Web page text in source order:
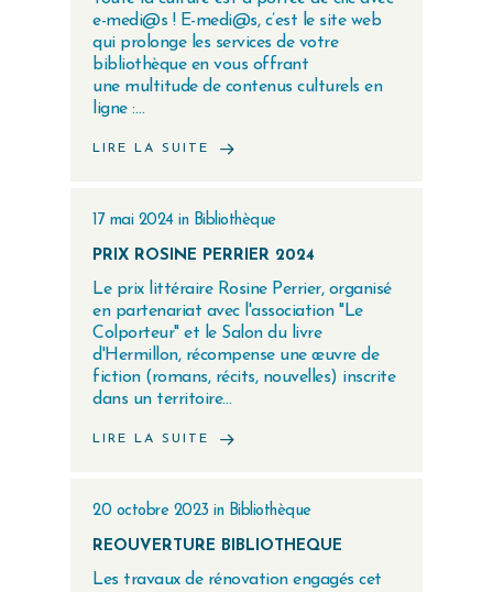
e-medi@s ! E-medi@s, c’est le site web
qui prolonge les services de votre
bibliothèque en vous offrant
une multitude de contenus culturels en
ligne :…
LIRE LA SUITE
17 mai 2024in Bibliothèque
PRIX ROSINE PERRIER 2024
Le prix littéraire Rosine Perrier, organisé
en partenariat avec l'association "Le
Colporteur" et le Salon du livre
d'Hermillon, récompense une œuvre de
fiction (romans, récits, nouvelles) inscrite
dans un territoire…
LIRE LA SUITE
20 octobre 2023 in Bibliothèque
REOUVERTURE BIBLIOTHEQUE
Les travaux de rénovation engagés cet